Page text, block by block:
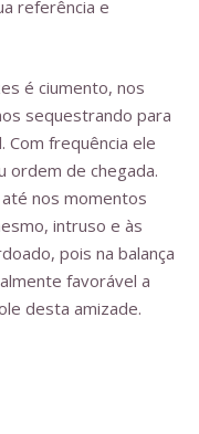
referência e
é ciumento, nos
sequestrando para
Com frequência ele
ordem de chegada.
nos momentos
intruso e às
pois na balança
favorável a
desta amizade.